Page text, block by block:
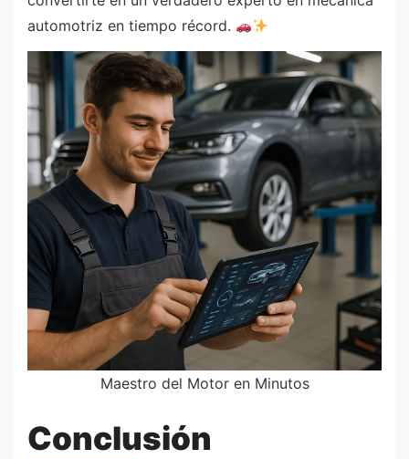
automotriz en tiempo récord.
Maestro del Motor en Minutos
Conclusión